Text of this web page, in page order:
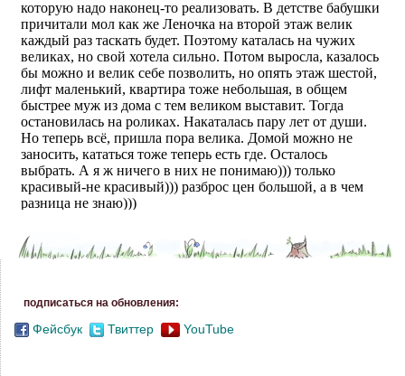
подписаться на обновления:
Фейсбук Твиттер YouTube